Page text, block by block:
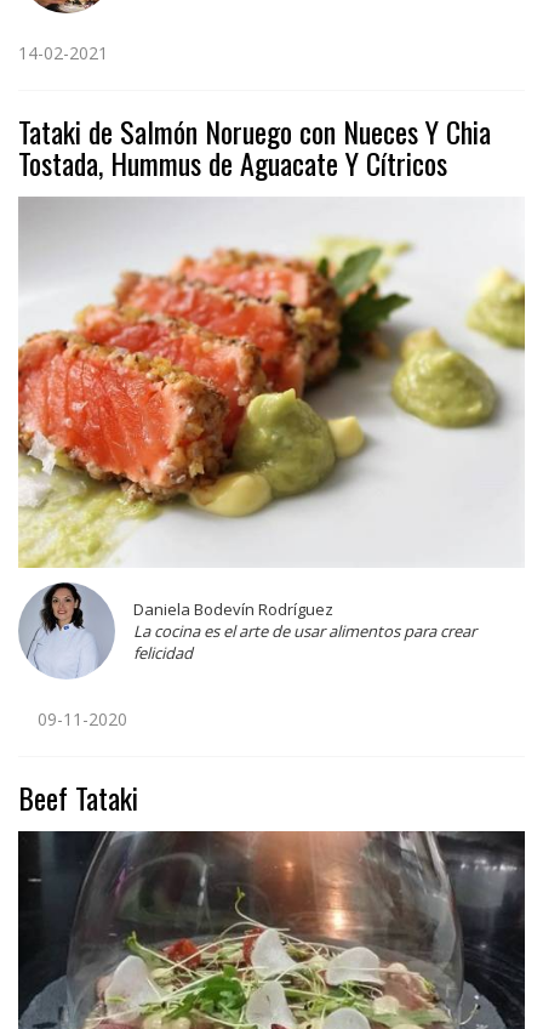
14-02-2021
Tataki de Salmón Noruego con Nueces Y Chia
Tostada, Hummus de Aguacate Y Cítricos
Daniela Bodevín Rodríguez
La cocina es el arte de usar alimentos para crear
felicidad
09-11-2020
Beef Tataki